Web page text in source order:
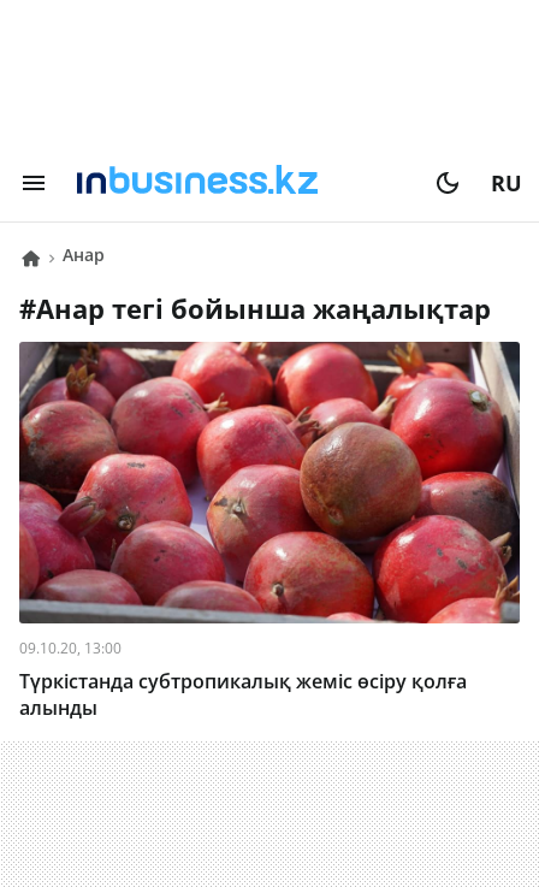
RU
анар
# анар тегі бойынша жаңалықтар
09.10.20, 13:00
Түркістанда субтропикалық жеміс өсіру қолға
алынды